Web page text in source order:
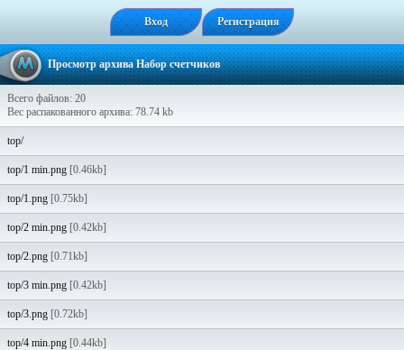
Вход Регистрация
Просмотр архива Набор счетчиков
Всего файлов: 20
Вес распакованного архива: 78.74 kb
top/
top/1 min.png [0.46kb]
top/1.png [0.75kb]
top/2 min.png [0.42kb]
top/2.png [0.71kb]
top/3 min.png [0.42kb]
top/3.png [0.72kb]
top/4 min.png [0.44kb]